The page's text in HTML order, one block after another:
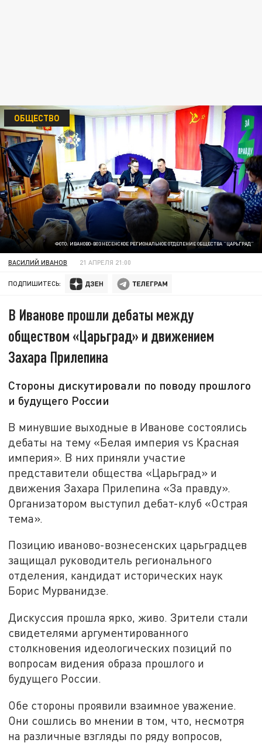
ФОТО: ИВАНОВО-ВОЗНЕСЕНСКОЕ РЕГИОНАЛЬНОЕ ОТДЕЛЕНИЕ ОБЩЕСТВА "ЦАРЬГРАД"
ОБЩЕСТВО
ВАСИЛИЙ ИВАНОВ 21 АПРЕЛЯ 21:00
ПОДПИШИТЕСЬ:
В Иванове прошли дебаты между
обществом «Царьград» и движением
Захара Прилепина
Стороны дискутировали по поводу прошлого
и будущего России
В минувшие выходные в Иванове состоялись
дебаты на тему «Белая империя vs Красная
империя». В них приняли участие
представители общества «Царьград» и
движения Захара Прилепина «За правду».
Организатором выступил дебат-клуб «Острая
тема».
Позицию иваново-вознесенских царьградцев
защищал руководитель регионального
отделения, кандидат исторических наук
Борис Мурванидзе.
Дискуссия прошла ярко, живо. Зрители стали
свидетелями аргументированного
столкновения идеологических позиций по
вопросам видения образа прошлого и
будущего России.
Обе стороны проявили взаимное уважение.
Они сошлись во мнении в том, что, несмотря
на различные взгляды по ряду вопросов,